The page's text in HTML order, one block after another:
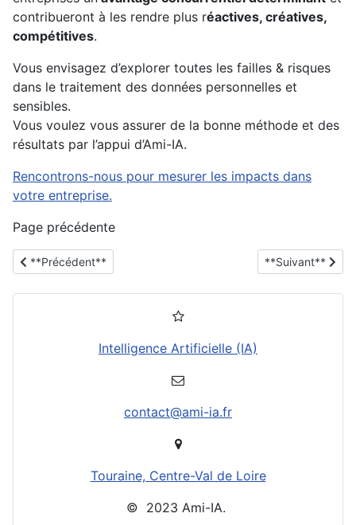
contribueront à les rendre plus réactives, créatives,
compétitives.
Vous envisagez d’explorer toutes les failles & risques
dans le traitement des données personnelles et
sensibles.
Vous voulez vous assurer de la bonne méthode et des
résultats par l’appui d’Ami-IA.
Rencontrons-nous pour mesurer les impacts dans
votre entreprise.
Page précédente
**Article précédent : Nos engagements / Nos valeurs**
**Précédent** **Article suivant
**Suivant**
Intelligence Artificielle (IA)
contact@ami-ia.fr
Touraine, Centre-Val de Loire
© 2023 Ami-IA.